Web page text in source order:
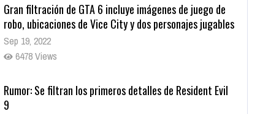
Gran filtración de GTA 6 incluye imágenes de juego de
robo, ubicaciones de Vice City y dos personajes jugables
Sep 19, 2022
6478 Views
Rumor: Se filtran los primeros detalles de Resident Evil
9